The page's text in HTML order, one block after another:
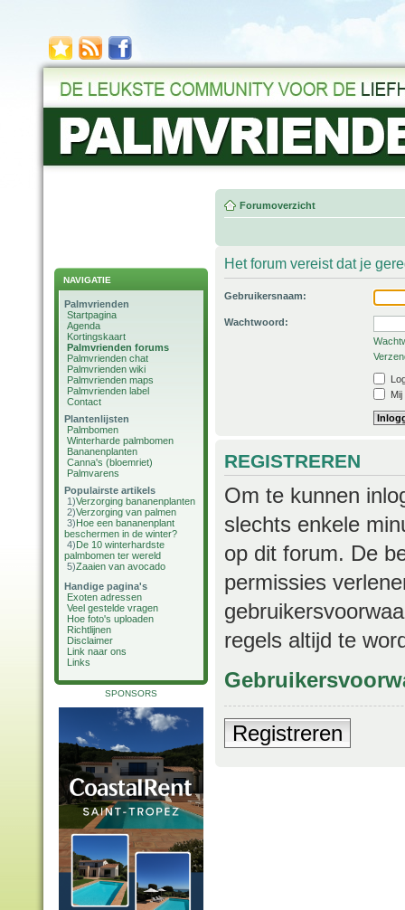
NAVIGATIE
Palmvrienden
Startpagina
Agenda
Kortingskaart
Palmvrienden forums
Palmvrienden chat
Palmvrienden wiki
Palmvrienden maps
Palmvrienden label
Contact
Plantenlijsten
Palmbomen
Winterharde palmbomen
Bananenplanten
Canna's (bloemriet)
Palmvarens
Populairste artikels
1)Verzorging bananenplanten
2)Verzorging van palmen
3)Hoe een bananenplant
beschermen in de winter?
4)De 10 winterhardste
palmbomen ter wereld
5)Zaaien van avocado
Handige pagina's
Exoten adressen
Veel gestelde vragen
Hoe foto's uploaden
Richtlijnen
Disclaimer
Link naar ons
Links
SPONSORS
Forumoverzicht
Het forum vereist dat je
Gebruikersnaam:
Wachtwoord:
REGISTREREN
Om te kunnen
slechts enkele
op dit forum. De
permissies
regels altijd te
Registreren